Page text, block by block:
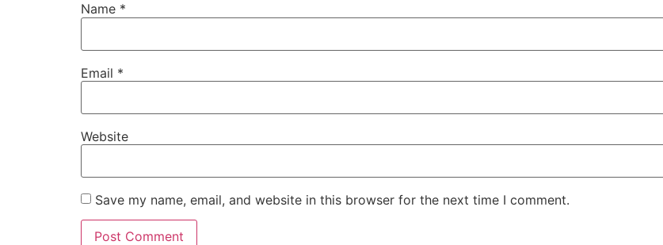
Name *
Email *
Website
Save my name, email, and website in this browser for the next time I comment.